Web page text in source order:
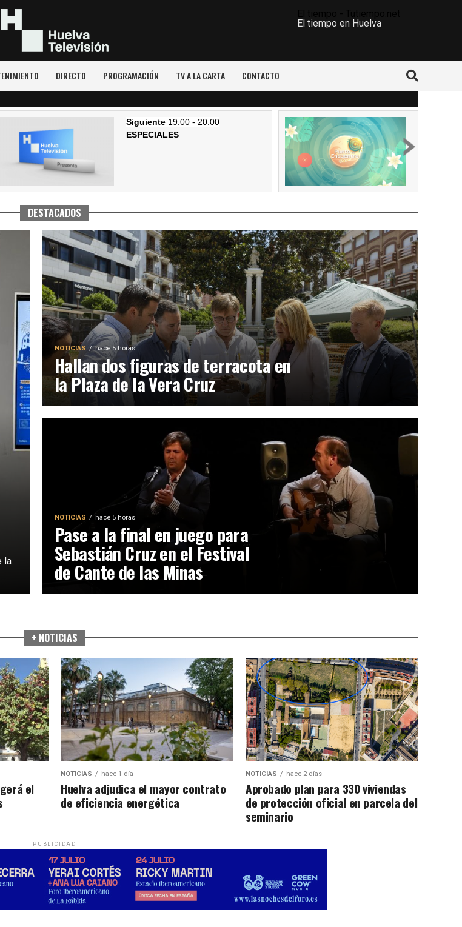
El tiempo en Huelva
DIRECTO PROGRAMACIÓN TV A LA CARTA CONTACTO
DESTACADOS
la
NOTICIAS hace 5 horas
Hallan dos figuras de terracota en
la Plaza de la Vera Cruz
NOTICIAS hace 5 horas
Pase a la final en juego para
Sebastián Cruz en el Festival
de Cante de las Minas
+ NOTICIAS
el
NOTICIAS hace 1 día
Huelva adjudica el mayor contrato
de eficiencia energética
NOTICIAS hace 2 días
Aprobado plan para 330 viviendas
de protección oficial en parcela del
seminario
PUBLICIDAD